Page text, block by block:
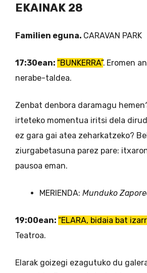
EKAINAK 28
Familien eguna. CARAVAN PARK
17:30ean: “BUNKERRA”. Eromen
nerabe-taldea.
Zenbat denbora daramagu
irteteko momentua iritsi dela
ez gara gai atea zeharkatzeko?
ziurgabetasuna parez pare:
pausoa eman.
MERIENDA: Munduko
19:00ean: “ELARA, bidaia bat
Teatroa.
Elarak goizegi ezagutuko du